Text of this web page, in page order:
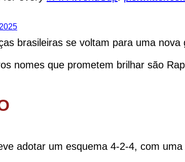
brasileiras se voltam para uma
nomes que prometem brilhar são
adotar um esquema 4-2-4, com